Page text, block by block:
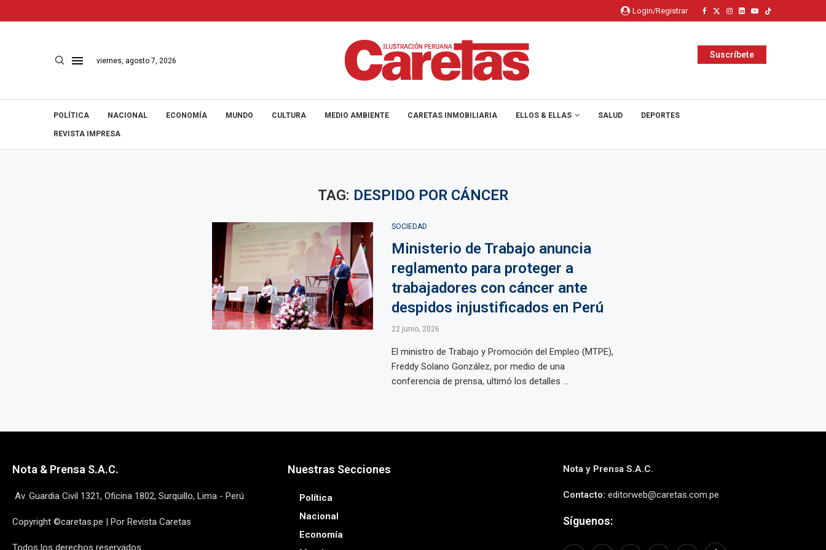
Login/Registrar
viernes, agosto 7, 2026
Suscríbete
POLÍTICA NACIONAL ECONOMÍA MUNDO CULTURA MEDIO AMBIENTE CARETAS INMOBILIARIA ELLOS & ELLAS SALUD DEPORTES
REVISTA IMPRESA
TAG: DESPIDO POR CÁNCER
SOCIEDAD
Ministerio de Trabajo anuncia
reglamento para proteger a
trabajadores con cáncer ante
despidos injustificados en Perú
22 junio, 2026
El ministro de Trabajo y Promoción del Empleo (MTPE),
Freddy Solano González, por medio de una
conferencia de prensa, ultimó los detalles ...
Nota & Prensa S.A.C.
Av. Guardia Civil 1321, Oficina 1802, Surquillo, Lima - Perú
Copyright ©caretas.pe | Por Revista Caretas
Todos los derechos reservados
Nuestras Secciones
Política
Nacional
Economía
Nota y Prensa S.A.C.
Contacto: editorweb@caretas.com.pe
Síguenos: